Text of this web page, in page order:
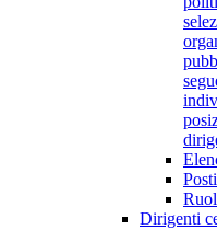
Dirigenti